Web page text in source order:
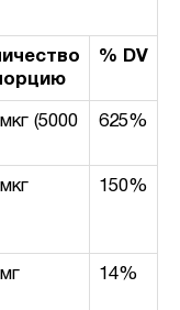
% DV
(5000
625%
150%
14%